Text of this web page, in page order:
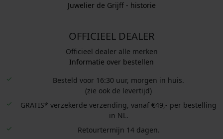
Juwelier de Grijff - historie
OFFICIEEL DEALER
Officieel dealer alle merken
Informatie over bestellen
Besteld voor 16:30 uur, morgen in huis.
(zie ook de levertijd)
GRATIS* verzekerde verzending, vanaf €49,- per bestelling
in NL.
Retourtermijn 14 dagen.